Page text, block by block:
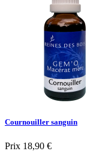
Cournouiller sanguin
Prix 18,90 €